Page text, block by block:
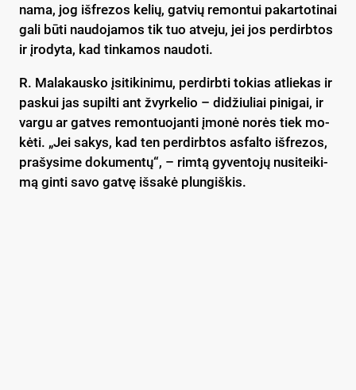
na­ma, jog iš­fre­zos ke­lių, gat­vių re­mon­tui pa­kar­to­ti­nai
ga­li bū­ti nau­do­ja­mos tik tuo at­ve­ju, jei jos per­dirb­tos
ir įro­dy­ta, kad tin­ka­mos nau­do­ti.
R. Ma­la­kaus­ko įsi­ti­ki­ni­mu, per­dirb­ti to­kias at­lie­kas ir
pa­skui jas su­pil­ti ant žvyr­ke­lio – di­džiu­liai pi­ni­gai, ir
var­gu ar gat­ves re­mon­tuo­jan­ti įmo­nė no­rės tiek mo­
kė­ti. „Jei sa­kys, kad ten per­dirb­tos as­fal­to iš­fre­zos,
pra­šy­si­me do­ku­men­tų“, – rim­tą gy­ven­to­jų nu­si­tei­ki­
mą gin­ti sa­vo gat­vę iš­sa­kė plun­giš­kis.